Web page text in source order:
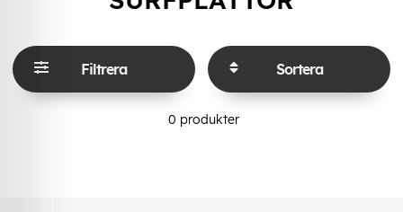
Filtrera Sortera
0 produkter